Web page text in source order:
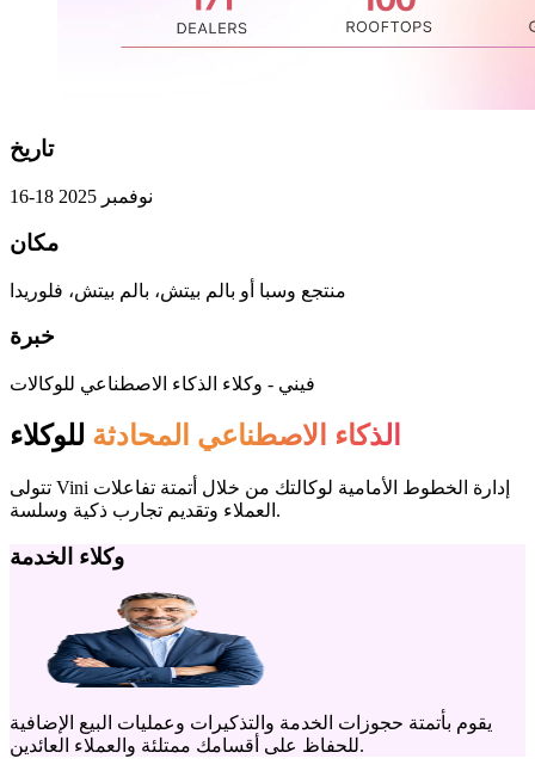
تاريخ
16-18 نوفمبر 2025
مكان
منتجع وسبا أو بالم بيتش، بالم بيتش، فلوريدا
خبرة
فيني - وكلاء الذكاء الاصطناعي للوكالات
الذكاء الاصطناعي المحادثة للوكلاء
تتولى Vini إدارة الخطوط الأمامية لوكالتك من خلال أتمتة تفاعلات
العملاء وتقديم تجارب ذكية وسلسة.
وكلاء الخدمة
يقوم بأتمتة حجوزات الخدمة والتذكيرات وعمليات البيع الإضافية
للحفاظ على أقسامك ممتلئة والعملاء العائدين.